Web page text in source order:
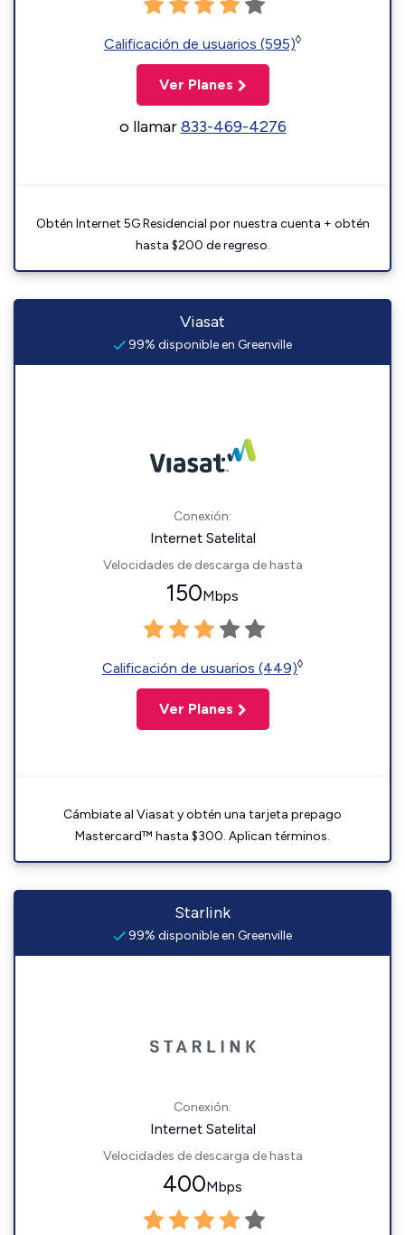
Calificación de usuarios (595)◊
Ver Planes
o llamar833-469-4276
Obtén Internet 5G Residencial por nuestra cuenta + obtén
hasta $200 de regreso.
Viasat
99% disponible en Greenville
Conexión:
Internet Satelital
Velocidades de descarga de hasta
150Mbps
Calificación de usuarios (449)◊
Ver Planes
Cámbiate al Viasat y obtén una tarjeta prepago
Mastercard™ hasta $300. Aplican términos.
Starlink
99% disponible en Greenville
Conexión:
Internet Satelital
Velocidades de descarga de hasta
400Mbps